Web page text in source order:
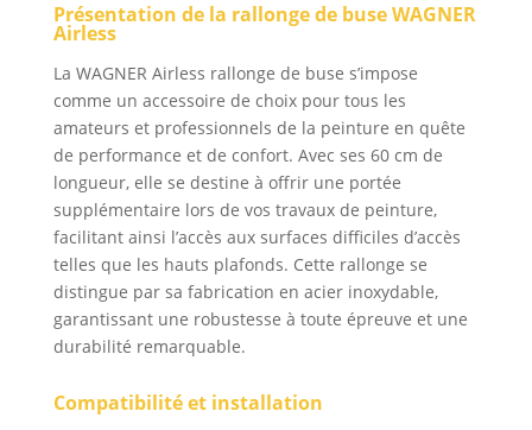
atteindre les endroits
Inclus : Support de
buse (filetage G) inclus
dans la livraison
Longueur : 60 cm
Présentation de la rallonge de buse WAGNER
Airless
La WAGNER Airless rallonge de buse s’impose
comme un accessoire de choix pour tous les
amateurs et professionnels de la peinture en quête
de performance et de confort. Avec ses 60 cm de
longueur, elle se destine à offrir une portée
supplémentaire lors de vos travaux de peinture,
facilitant ainsi l’accès aux surfaces difficiles d’accès
telles que les hauts plafonds. Cette rallonge se
distingue par sa fabrication en acier inoxydable,
garantissant une robustesse à toute épreuve et une
durabilité remarquable.
Compatibilité et installation